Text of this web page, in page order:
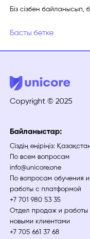
Біз сізбен байланысып,
Басты бетке
Copyright © 2025
Байланыстар:
Сіздің өңіріңіз:
По всем вопросам
info@unicore.one
По вопросам обучения и
работы с платформой
+7 701 980 53 35
Отдел продаж и работы
новыми клиентами
+7 705 661 37 68